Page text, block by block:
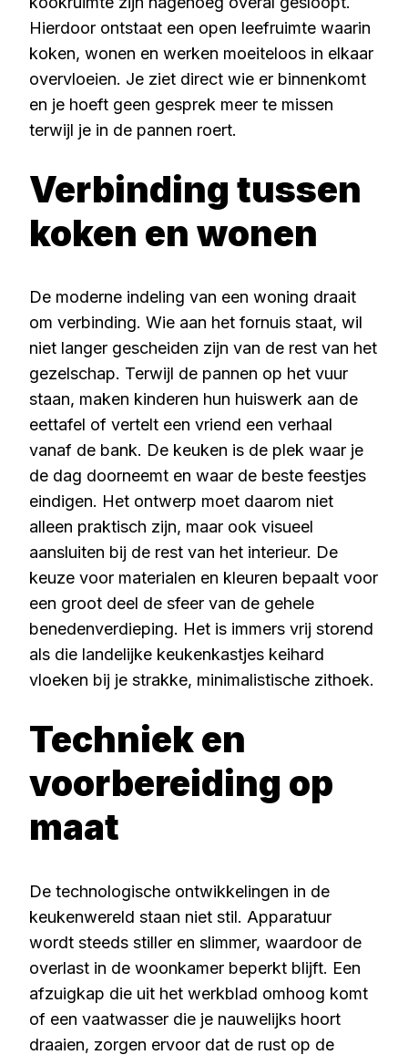
Hierdoor ontstaat een open leefruimte waarin
koken, wonen en werken moeiteloos in elkaar
overvloeien. Je ziet direct wie er binnenkomt
en je hoeft geen gesprek meer te missen
terwijl je in de pannen roert.
Verbinding tussen
koken en wonen
De moderne indeling van een woning draait
om verbinding. Wie aan het fornuis staat, wil
niet langer gescheiden zijn van de rest van het
gezelschap. Terwijl de pannen op het vuur
staan, maken kinderen hun huiswerk aan de
eettafel of vertelt een vriend een verhaal
vanaf de bank. De keuken is de plek waar je
de dag doorneemt en waar de beste feestjes
eindigen. Het ontwerp moet daarom niet
alleen praktisch zijn, maar ook visueel
aansluiten bij de rest van het interieur. De
keuze voor materialen en kleuren bepaalt voor
een groot deel de sfeer van de gehele
benedenverdieping. Het is immers vrij storend
als die landelijke keukenkastjes keihard
vloeken bij je strakke, minimalistische zithoek.
Techniek en
voorbereiding op
maat
De technologische ontwikkelingen in de
keukenwereld staan niet stil. Apparatuur
wordt steeds stiller en slimmer, waardoor de
overlast in de woonkamer beperkt blijft. Een
afzuigkap die uit het werkblad omhoog komt
of een vaatwasser die je nauwelijks hoort
draaien, zorgen ervoor dat de rust op de